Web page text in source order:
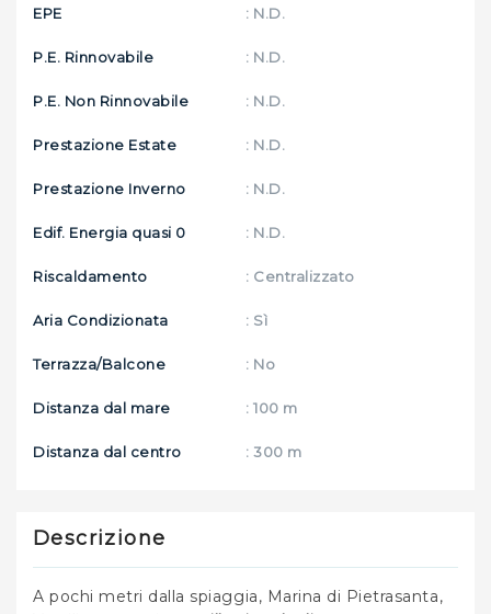
EPE : N.D.
P.E. Rinnovabile : N.D.
P.E. Non Rinnovabile : N.D.
Prestazione Estate : N.D.
Prestazione Inverno : N.D.
Edif. Energia quasi 0 : N.D.
Riscaldamento : Centralizzato
Aria Condizionata : Sì
Terrazza/Balcone : No
Distanza dal mare : 100 m
Distanza dal centro : 300 m
Descrizione
A pochi metri dalla spiaggia, Marina di Pietrasanta,